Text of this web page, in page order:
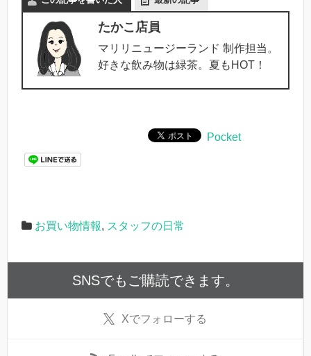
たかこ店員
マリリニュージーランド 制作担当。
好きな飲み物は緑茶。夏もHOT！
Pocket
お買い物情報, スタッフの日常
SNSでもご購読できます。
Xでフォローする